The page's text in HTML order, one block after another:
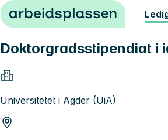
Hopp til innhold
Doktorgradsstipendiat i
Universitetet i Agder (UiA)